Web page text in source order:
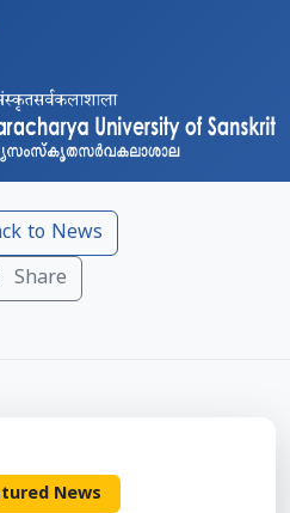
to News
Share
News